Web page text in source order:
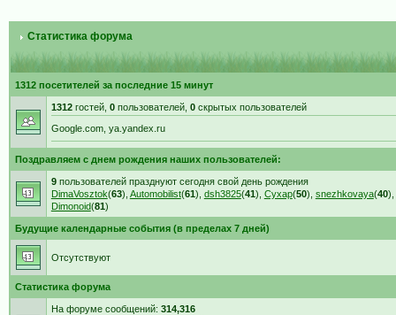
Статистика форума
1312 посетителей за последние 15 минут
1312гостей, 0пользователей, 0скрытых пользователей
Google.com, ya.yandex.ru
Поздравляем с днем рождения наших пользователей:
9пользователей празднуют сегодня свой день рождения
DimaVosztok(63), Automobilist(61), dsh3825(41), Cyxap(50), snezhkovaya(40),
Dimonoid(81)
Будущие календарные события (в пределах 7 дней)
Отсутствуют
Статистика форума
На форуме сообщений: 314,316